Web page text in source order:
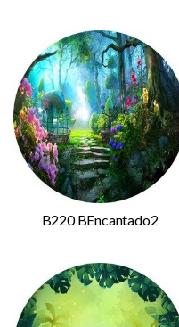
B220 BEncantado2